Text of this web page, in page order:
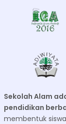
Sekolah Alam
pendidikan
membentuk